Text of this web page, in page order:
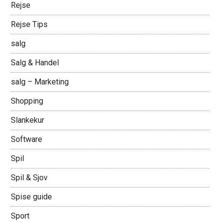
Rejse
Rejse Tips
salg
Salg & Handel
salg – Marketing
Shopping
Slankekur
Software
Spil
Spil & Sjov
Spise guide
Sport